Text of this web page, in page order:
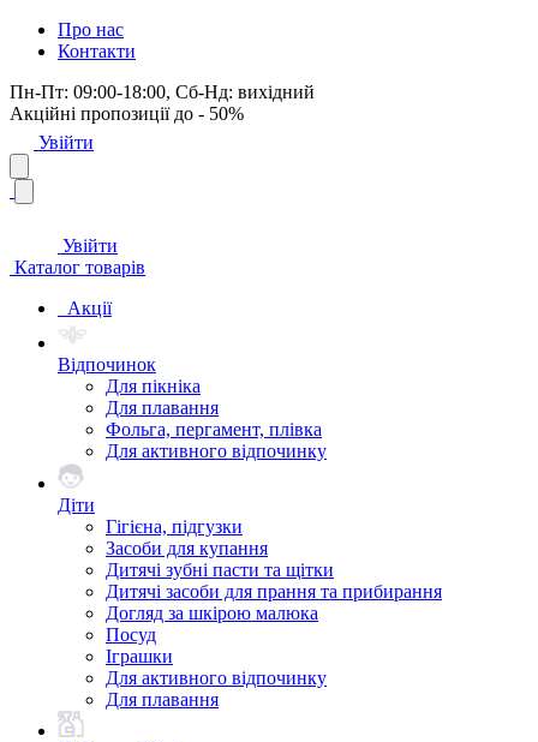
Про нас
Контакти
Пн-Пт: 09:00-18:00, Сб-Нд: вихідний
Акційні пропозиції до - 50%
Увійти
Увійти
Каталог товарів
Акції
Відпочинок
Для пікніка
Для плавання
Фольга, пергамент, плівка
Для активного відпочинку
Діти
Гігієна, підгузки
Засоби для купання
Дитячі зубні пасти та щітки
Дитячі засоби для прання та прибирання
Догляд за шкірою малюка
Посуд
Іграшки
Для активного відпочинку
Для плавання